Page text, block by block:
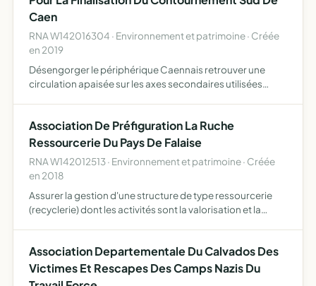
Caen
RNA W142016304 · Environnement et patrimoine · Créée
en 2019
Désengorger le périphérique Caennais retrouver une
circulation apaisée sur les axes secondaires utilisées
Association De Préfiguration La Ruche
Ressourcerie Du Pays De Falaise
RNA W142012513 · Environnement et patrimoine · Créée
en 2018
Assurer la gestion d'une structure de type ressourcerie
(recyclerie) dont les activités sont la valorisation et la
Association Departementale Du Calvados Des
Victimes Et Rescapes Des Camps Nazis Du